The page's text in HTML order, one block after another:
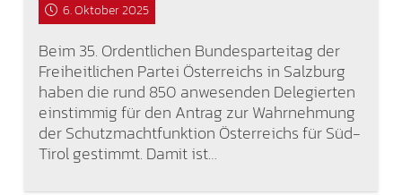
6. Oktober 2025
Beim 35. Ordentlichen Bundesparteitag der
Freiheitlichen Partei Österreichs in Salzburg
haben die rund 850 anwesenden Delegierten
einstimmig für den Antrag zur Wahrnehmung
der Schutzmachtfunktion Österreichs für Süd-
Tirol gestimmt. Damit ist…